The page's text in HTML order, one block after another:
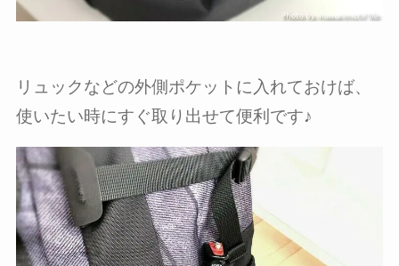
リュックなどの外側ポケットに入れておけば、
使いたい時にすぐ取り出せて便利です♪